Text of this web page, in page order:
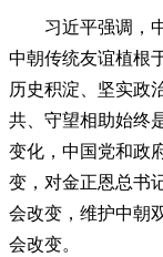
习近平强调，
中朝传统友谊植根
历史积淀、坚实政
共、守望相助始终
变化，中国党和政
变，对金正恩总书
会改变，维护中朝
会改变。